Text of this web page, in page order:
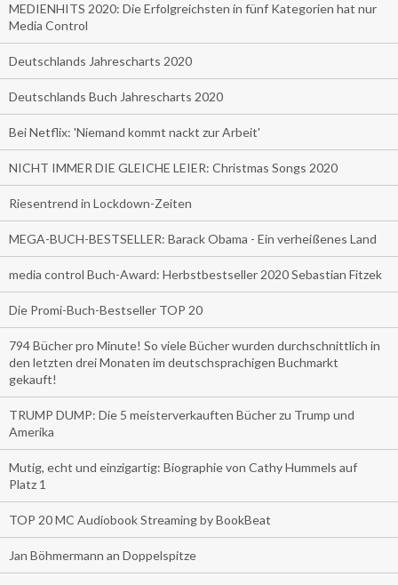
MEDIENHITS 2020: Die Erfolgreichsten in fünf Kategorien hat nur
Media Control
Deutschlands Jahrescharts 2020
Deutschlands Buch Jahrescharts 2020
Bei Netflix: 'Niemand kommt nackt zur Arbeit'
NICHT IMMER DIE GLEICHE LEIER: Christmas Songs 2020
Riesentrend in Lockdown-Zeiten
MEGA-BUCH-BESTSELLER: Barack Obama - Ein verheißenes Land
media control Buch-Award: Herbstbestseller 2020 Sebastian Fitzek
Die Promi-Buch-Bestseller TOP 20
794 Bücher pro Minute! So viele Bücher wurden durchschnittlich in
den letzten drei Monaten im deutschsprachigen Buchmarkt
gekauft!
TRUMP DUMP: Die 5 meisterverkauften Bücher zu Trump und
Amerika
Mutig, echt und einzigartig: Biographie von Cathy Hummels auf
Platz 1
TOP 20 MC Audiobook Streaming by BookBeat
Jan Böhmermann an Doppelspitze